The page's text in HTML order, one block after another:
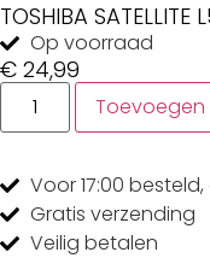
TOSHIBA
Op voorraad
€ 24,99
Voor 17:00 besteld,
Gratis verzending
Veilig betalen